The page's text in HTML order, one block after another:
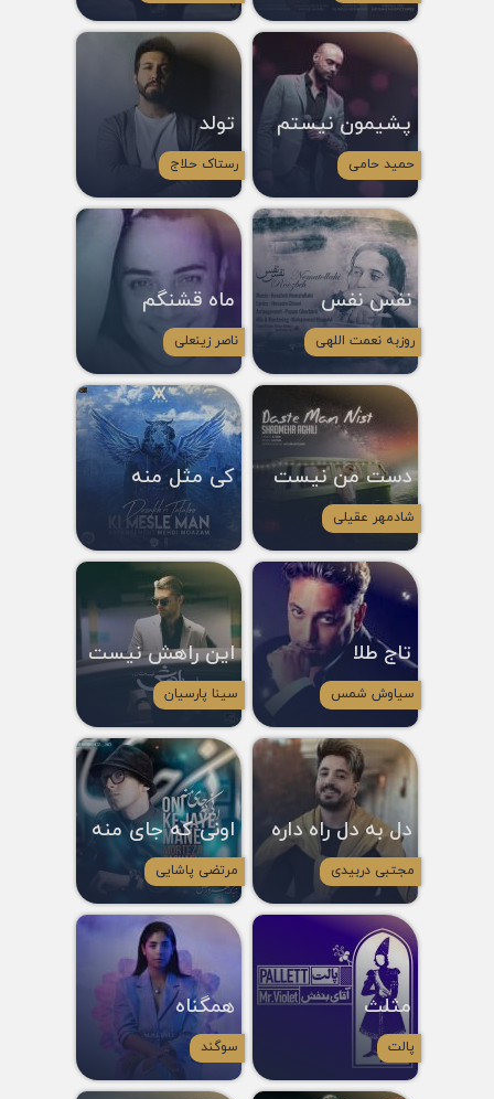
پشیمون نیستم
حمید حامی
تولد
رستاک حلاج
نفس نفس
روزبه نعمت اللهی
ماه قشنگم
ناصر زینعلی
دست من نیست
شادمهر عقیلی
کی مثل منه
تاج طلا
سیاوش شمس
این راهش نیست
سینا پارسیان
دل به دل راه داره
مجتبی دربیدی
اونی که جای منه
مرتضی پاشایی
مثلث
پالت
همگناه
سوگند